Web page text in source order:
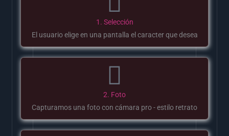
1. Selección
El usuario elige en una pantalla el caracter que desea
2. Foto
Capturamos una foto con cámara pro - estilo retrato